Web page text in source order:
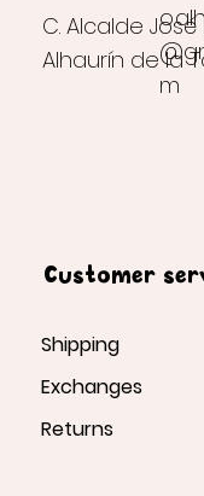
m
C. Alcalde José
Alhaurín de la
Customer
Shipping
Exchanges
Returns